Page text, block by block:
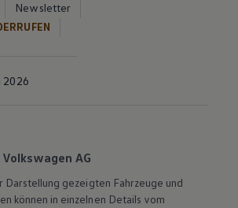
Newsletter
2026
AG
Darstellung gezeigten Fahrzeuge und
können in einzelnen Details vom